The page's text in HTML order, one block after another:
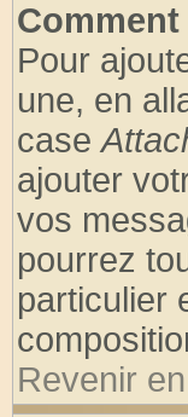
Pour
une, en
case
ajouter
vos
pourrez
particulier
Revenir